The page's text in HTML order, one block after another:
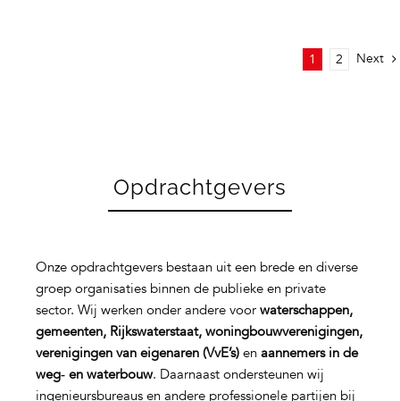
1 2 Next
Opdrachtgevers
Onze opdrachtgevers bestaan uit een brede en diverse
groep organisaties binnen de publieke en private
sector. Wij werken onder andere voor waterschappen,
gemeenten, Rijkswaterstaat, woningbouwverenigingen,
verenigingen van eigenaren (VvE’s)en aannemers in de
weg‑ en waterbouw. Daarnaast ondersteunen wij
ingenieursbureaus en andere professionele partijen bij